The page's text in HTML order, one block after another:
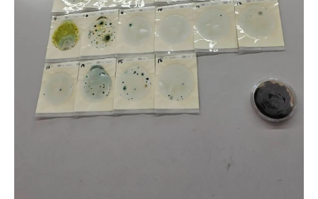
まとめ──東北の文化財を未来へつなぐため
に
お問い合わせ・無料診断のご案内